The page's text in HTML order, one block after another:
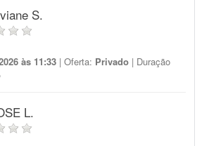
S.
às 11:33 | Oferta: Privado | Duração
L.